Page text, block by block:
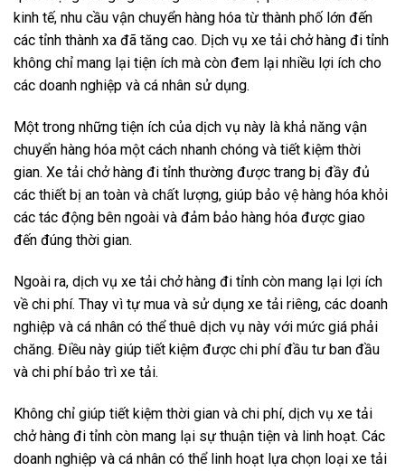
kinh tế, nhu cầu vận chuyển hàng hóa từ thành phố lớn đến
các tỉnh thành xa đã tăng cao. Dịch vụ xe tải chở hàng đi tỉnh
không chỉ mang lại tiện ích mà còn đem lại nhiều lợi ích cho
các doanh nghiệp và cá nhân sử dụng.
Một trong những tiện ích của dịch vụ này là khả năng vận
chuyển hàng hóa một cách nhanh chóng và tiết kiệm thời
gian. Xe tải chở hàng đi tỉnh thường được trang bị đầy đủ
các thiết bị an toàn và chất lượng, giúp bảo vệ hàng hóa khỏi
các tác động bên ngoài và đảm bảo hàng hóa được giao
đến đúng thời gian.
Ngoài ra, dịch vụ xe tải chở hàng đi tỉnh còn mang lại lợi ích
về chi phí. Thay vì tự mua và sử dụng xe tải riêng, các doanh
nghiệp và cá nhân có thể thuê dịch vụ này với mức giá phải
chăng. Điều này giúp tiết kiệm được chi phí đầu tư ban đầu
và chi phí bảo trì xe tải.
Không chỉ giúp tiết kiệm thời gian và chi phí, dịch vụ xe tải
chở hàng đi tỉnh còn mang lại sự thuận tiện và linh hoạt. Các
doanh nghiệp và cá nhân có thể linh hoạt lựa chọn loại xe tải